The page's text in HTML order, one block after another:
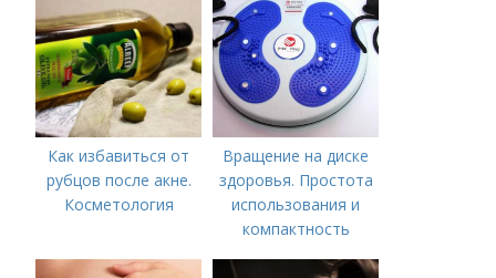
предпринять
следующие действия:
Как избавиться от
рубцов после акне.
Косметология
Вращение на диске
здоровья. Простота
использования и
компактность